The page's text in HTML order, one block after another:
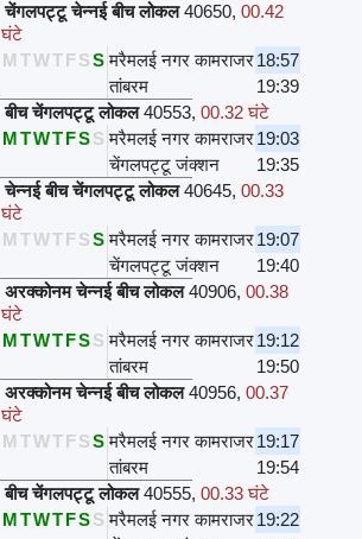
चेंगलपट्टू चेन्नई बीच लोकल 40650,00.42
घंटे
M TWTFSS मरैमलई नगर कामराजर18:57
तांबरम
19:39
बीच चेंगलपट्टू लोकल 40553,00.32 घंटे
MTWTFSS मरैमलई नगर कामराजर19:03
चेंगलपट्टू जंक्शन
19:35
चेन्नई बीच चेंगलपट्टू लोकल 40645,00.33
घंटे
M TWTFSS मरैमलई नगर कामराजर19:07
चेंगलपट्टू जंक्शन
19:40
अरक्कोनम चेन्नई बीच लोकल 40906,00.38
घंटे
MTWTFSS मरैमलई नगर कामराजर19:12
तांबरम
19:50
अरक्कोनम चेन्नई बीच लोकल 40956,00.37
घंटे
M TWTFSS मरैमलई नगर कामराजर19:17
तांबरम
19:54
बीच चेंगलपट्टू लोकल 40555,00.33 घंटे
MTWTFSS मरैमलई नगर कामराजर19:22